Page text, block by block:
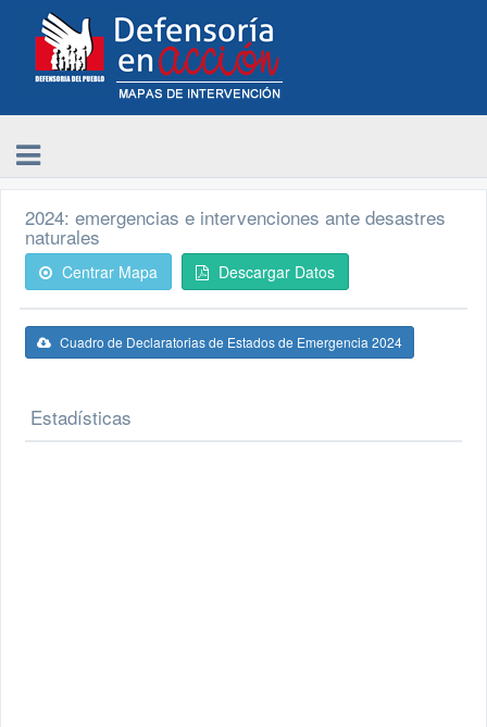
2024: emergencias e intervenciones ante desastres
naturales
Centrar Mapa Descargar Datos
Cuadro de Declaratorias de Estados de Emergencia 2024
Estadísticas